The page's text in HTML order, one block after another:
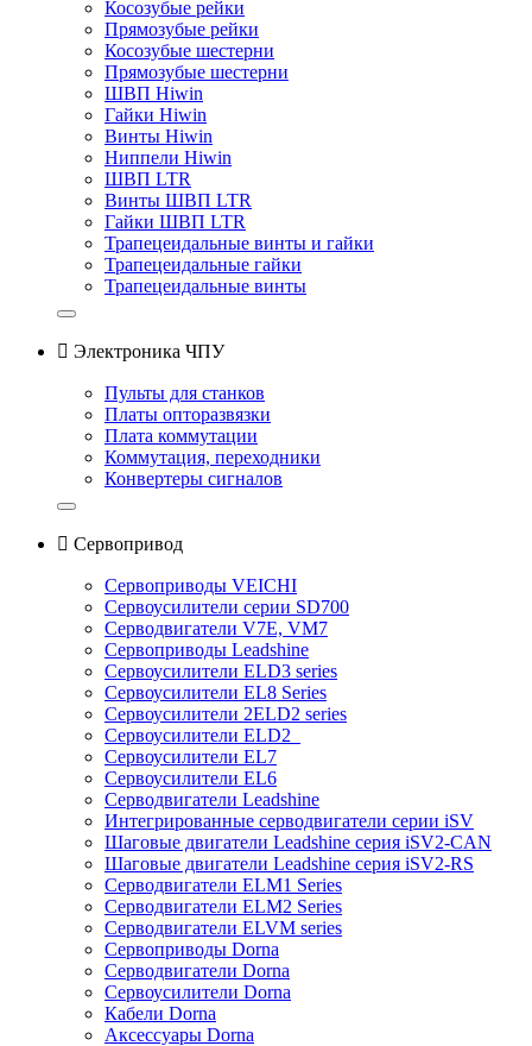
Косозубые рейки
Прямозубые рейки
Косозубые шестерни
Прямозубые шестерни
ШВП Hiwin
Гайки Hiwin
Винты Hiwin
Ниппели Hiwin
ШВП LTR
Винты ШВП LTR
Гайки ШВП LTR
Трапецеидальные винты и гайки
Трапецеидальные гайки
Трапецеидальные винты
 Электроника ЧПУ
Пульты для станков
Платы опторазвязки
Плата коммутации
Коммутация, переходники
Конвертеры сигналов
 Сервопривод
Сервоприводы VEICHI
Сервоусилители серии SD700
Серводвигатели V7E, VM7
Сервоприводы Leadshine
Сервоусилители ELD3 series
Сервоусилители EL8 Series
Сервоусилители 2ELD2 series
Сервоусилители ELD2
Сервоусилители EL7
Сервоусилители EL6
Серводвигатели Leadshine
Интегрированные серводвигатели серии iSV
Шаговые двигатели Leadshine серия iSV2-CAN
Шаговые двигатели Leadshine серия iSV2-RS
Серводвигатели ELM1 Series
Серводвигатели ELM2 Series
Серводвигатели ELVM series
Сервоприводы Dorna
Серводвигатели Dorna
Сервоусилители Dorna
Кабели Dorna
Аксессуары Dorna